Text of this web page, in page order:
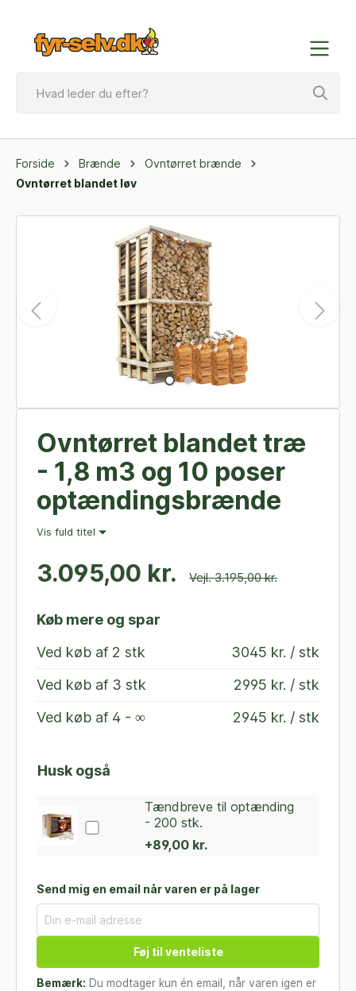
Forside Brænde
Ovntørret brænde
Ovntørret blandet løv
Ovntørret blandet træ
- 1,8 m3 og 10 poser
optændingsbrænde
Vis fuld titel
3.095,00 kr. Vejl. 3.195,00 kr.
Køb mere og spar
Ved køb af 2 stk
3045 kr. / stk
Ved køb af 3 stk
2995 kr. / stk
Ved køb af 4 - ∞ 2945 kr. / stk
Husk også
Tændbreve til optænding
- 200 stk.
+89,00 kr.
Send mig en email når varen er på lager
Føj til venteliste
Bemærk: Du modtager kun én email, når varen igen er